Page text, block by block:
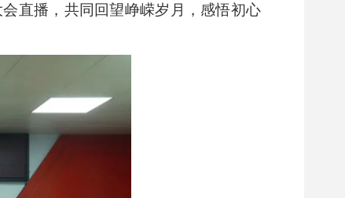
直播，共同回望峥嵘岁月，感悟初心